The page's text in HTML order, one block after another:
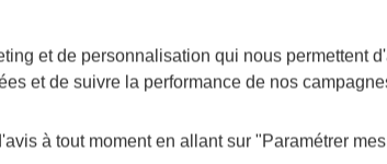
et de personnalisation qui nous permettent
et de suivre la performance de nos
à tout moment en allant sur "Paramétrer mes